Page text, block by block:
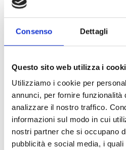
Consenso Dettagli
Questo sito web utilizza i
Utilizziamo i cookie per
annunci, per fornire funzionalità
analizzare il nostro traffico.
informazioni sul modo in cui
nostri partner che si occupano
pubblicità e social media, i
Whistleblowing
Whistleblowing is a process
whether public or private—can
national or EU regulations or
they have become aware of in
and that harms the public
the public administration or
Through a dedicated channel